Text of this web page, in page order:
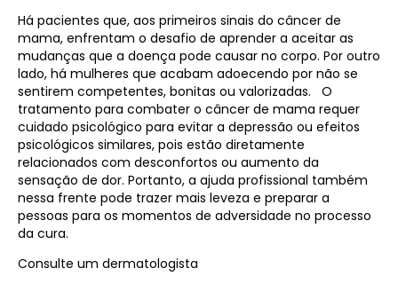
Há pacientes que, aos primeiros sinais do câncer de
mama, enfrentam o desafio de aprender a aceitar as
mudanças que a doença pode causar no corpo. Por outro
lado, há mulheres que acabam adoecendo por não se
sentirem competentes, bonitas ou valorizadas. O
tratamento para combater o câncer de mama requer
cuidado psicológico para evitar a depressão ou efeitos
psicológicos similares, pois estão diretamente
relacionados com desconfortos ou aumento da
sensação de dor. Portanto, a ajuda profissional também
nessa frente pode trazer mais leveza e preparar a
pessoas para os momentos de adversidade no processo
da cura.
Consulte um dermatologista